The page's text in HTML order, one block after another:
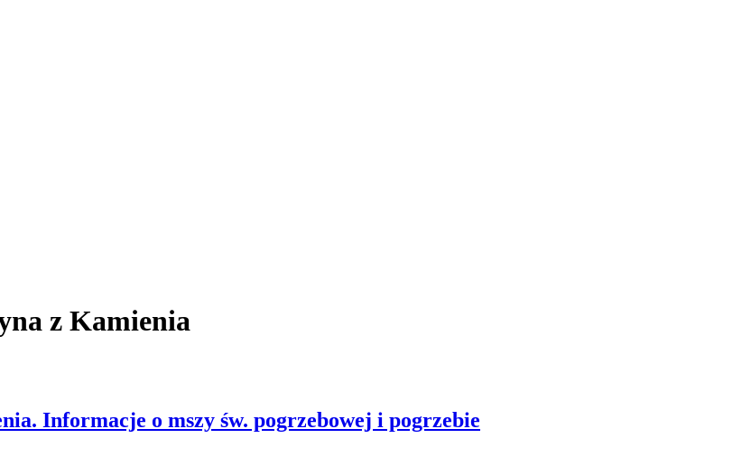
z Kamienia
Informacje o mszy św. pogrzebowej i pogrzebie